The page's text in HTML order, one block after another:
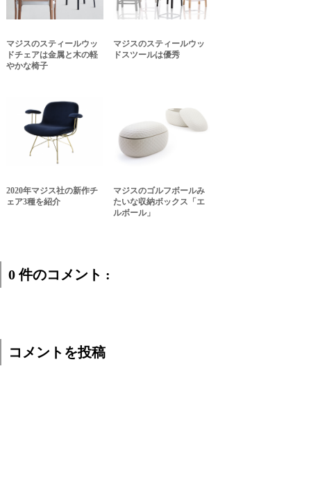
マジスのスティールウッ
ドチェアは金属と木の軽
やかな椅子
マジスのスティールウッ
ドスツールは優秀
2020年マジス社の新作チ
ェア3種を紹介
マジスのゴルフボールみ
たいな収納ボックス「エ
ルボール」
0 件のコメント :
コメントを投稿